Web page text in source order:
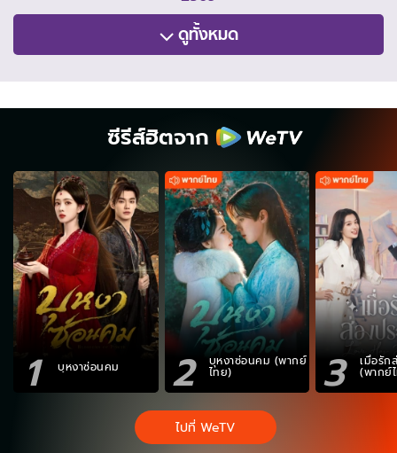
ดูทั้งหมด
ซีรีส์ฮิตจาก
1 บุหงาซ่อนคม 2 บุหงาซ่อนคม (พากย์
ไทย) 3 เมื่อรัก
(พากย์
ไปที่ WeTV